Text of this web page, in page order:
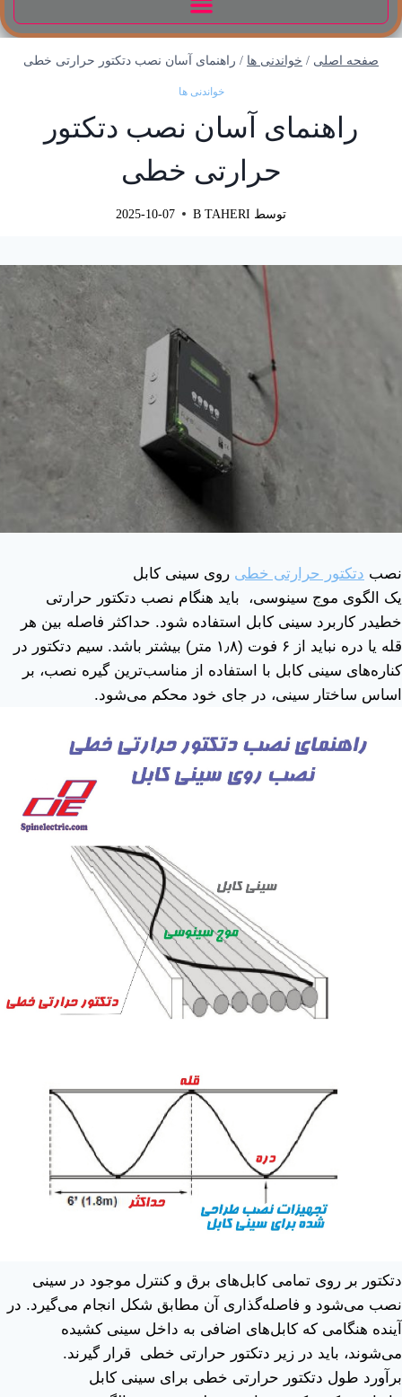
صفحه اصلی / خواندنی ها / راهنمای آسان نصب دتکتور حرارتی خطی
خواندنی ها
راهنمای آسان نصب دتکتور
حرارتی خطی
توسط B TAHERI
2025-10-07
نصب دتکتور حرارتی خطی روی سینی کابل
یک الگوی موج سینوسی، باید هنگام نصب دتکتور حرارتی
خطیدر کاربرد سینی کابل استفاده شود. حداکثر فاصله بین هر
قله یا دره نباید از ۶ فوت ( ۱ ٫۸
متر) بیشتر باشد. سیم دتکتور در
کناره‌های سینی کابل با استفاده از مناسب‌ترین گیره نصب، بر
اساس ساختار سینی، در جای خود محکم می‌شود.
دتکتور بر روی تمامی کابل‌های برق و کنترل موجود در سینی
نصب می‌شود و فاصله‌گذاری آن مطابق شکل انجام می‌گیرد. در
آینده هنگامی که کابل‌های اضافی به داخل سینی کشیده
می‌شوند، باید در زیر دتکتور حرارتی خطی قرار گیرند.
برآورد طول دتکتور حرارتی خطی برای سینی کابل